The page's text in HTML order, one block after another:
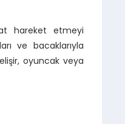
hareket etmeyi
ve bacaklarıyla
oyuncak veya